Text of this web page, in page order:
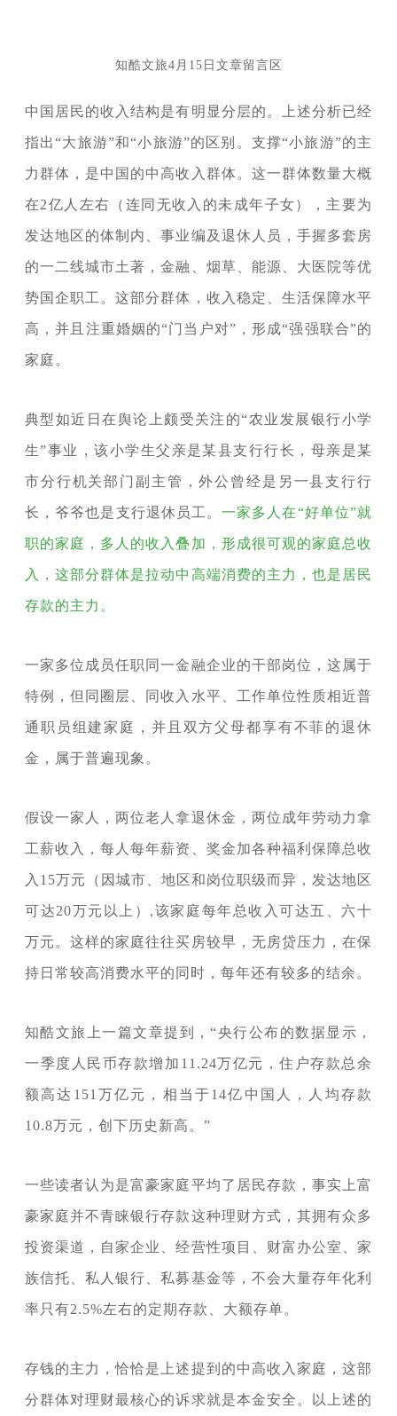
知酷文旅4月15日文章留言区
中国居民的收入结构是有明显分层的。上述分析已经
指出“大旅游”和“小旅游”的区别。支撑“小旅游”的主
力群体，是中国的中高收入群体。这一群体数量大概
在2亿人左右（连同无收入的未成年子女），主要为
发达地区的体制内、事业编及退休人员，手握多套房
的一二线城市土著，金融、烟草、能源、大医院等优
势国企职工。这部分群体，收入稳定、生活保障水平
高，并且注重婚姻的“门当户对”，形成“强强联合”的
家庭。
典型如近日在舆论上颇受关注的“农业发展银行小学
生”事业，该小学生父亲是某县支行行长，母亲是某
市分行机关部门副主管，外公曾经是另一县支行行
长，爷爷也是支行退休员工。一家多人在“好单位”就
职的家庭，多人的收入叠加，形成很可观的家庭总收
入，这部分群体是拉动中高端消费的主力，也是居民
存款的主力。
一家多位成员任职同一金融企业的干部岗位，这属于
特例，但同圈层、同收入水平、工作单位性质相近普
通职员组建家庭，并且双方父母都享有不菲的退休
金，属于普遍现象。
假设一家人，两位老人拿退休金，两位 成年劳动力拿
工薪收入，每人每年薪资、奖金加各种福利保障总收
入15万元（因城市、地区和岗位职级而异，发达地区
可达20万元以上）,该家庭每年总收入可达五、六十
万元。这样的家庭往往买房较早，无房贷压力，在保
持日常较高消费水平的同时，每年还有较多的结余。
知酷文旅上一篇文章提到，“央行公布的数据显示，
一季度人民币存款增加11.24万亿元，住户存款总余
额高达151万亿元，相当于14亿中国人，人均存款
10.8万元，创下历史新高。”
一些读者认为是富豪家庭平均了居民存款，事实上富
豪家庭并不青睐银行存款这种理财方式，其拥有众多
投资渠道，自家企业、经营性项目、财富办公室、家
族信托、私人银行、私募基金等，不会大量存年化利
率只有2.5%左右的定期存款、大额存单。
存钱的主力，恰恰是上述提到的中高收入家庭，这部
分群体对理财最核心的诉求就是本金安全。以上述的